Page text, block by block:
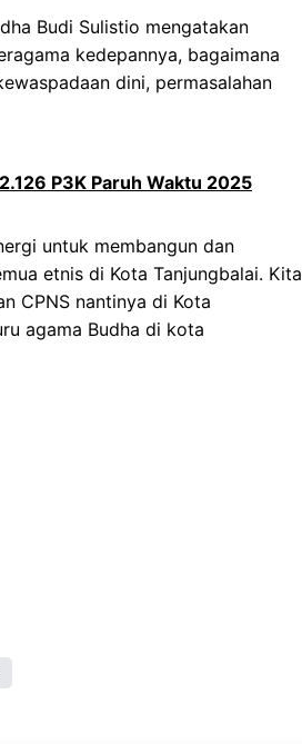
Budi Sulistio mengatakan
kedepannya, bagaimana
dini, permasalahan
P3K Paruh Waktu 2025
untuk membangun dan
etnis di Kota Tanjungbalai. Kita
CPNS nantinya di Kota
agama Budha di kota